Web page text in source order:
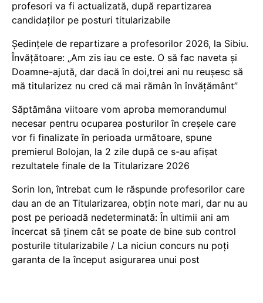
profesori va fi actualizată, după repartizarea
candidaților pe posturi titularizabile
Ședințele de repartizare a profesorilor 2026, la Sibiu.
Învățătoare: „Am zis iau ce este. O să fac naveta și
Doamne-ajută, dar dacă în doi,trei ani nu reușesc să
mă titularizez nu cred că mai rămân în învățământ”
Săptămâna viitoare vom aproba memorandumul
necesar pentru ocuparea posturilor în creșele care
vor fi finalizate în perioada următoare, spune
premierul Bolojan, la 2 zile după ce s-au afișat
rezultatele finale de la Titularizare 2026
Sorin Ion, întrebat cum le răspunde profesorilor care
dau an de an Titularizarea, obțin note mari, dar nu au
post pe perioadă nedeterminată: În ultimii ani am
încercat să ținem cât se poate de bine sub control
posturile titularizabile / La niciun concurs nu poți
garanta de la început asigurarea unui post